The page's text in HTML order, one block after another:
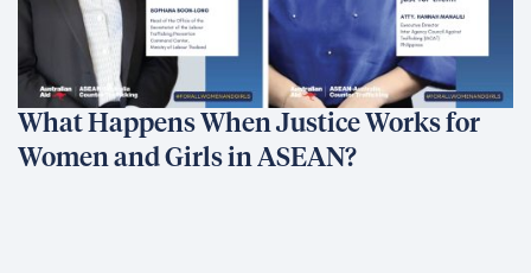
What Happens When Justice Works for
Women and Girls in ASEAN?